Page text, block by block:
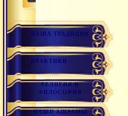
НАША ТРАДИЦИЯ
ПРАКТИКИ
РЕЛИГИЯ И
ФИЛОСОФИЯ
НАШИ АШРАМЫ